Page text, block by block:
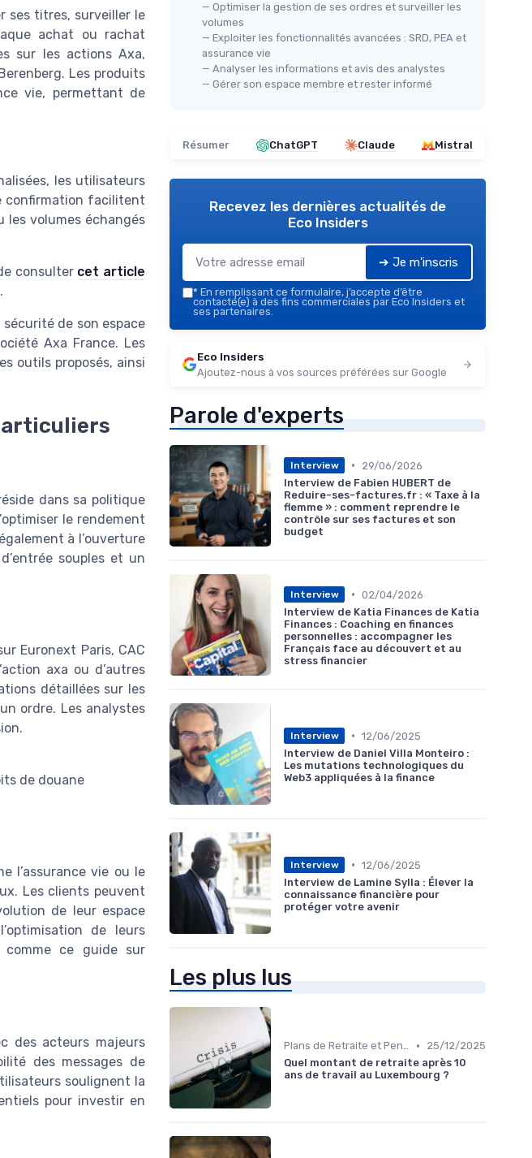
ses titres, surveiller le
achat ou rachat
sur les actions Axa,
Les produits
vie, permettant de
les utilisateurs
confirmation facilitent
les volumes échangés
consulter cet article
de son espace
Axa France. Les
outils proposés, ainsi
dans sa politique
le rendement
à l’ouverture
souples et un
Euronext Paris, CAC
axa ou d’autres
détaillées sur les
ordre. Les analystes
de douane
l’assurance vie ou le
Les clients peuvent
de leur espace
de leurs
comme ce guide sur
des acteurs majeurs
des messages de
soulignent la
pour investir en
— Optimiser la gestion de ses ordres et surveiller les
volumes
— Exploiter les fonctionnalités avancées : SRD, PEA et
assurance vie
— Analyser les informations et avis des analystes
— Gérer son espace membre et rester informé
Résumer ChatGPT Claude Mistral
Recevez les dernières actualités de
Eco Insiders
➔ Je m'inscris
* En remplissant ce formulaire, j’accepte d’être
contacté(e) à des fins commerciales par Eco Insiders et
ses partenaires.
Eco Insiders
Ajoutez-nous à vos sources préférées sur Google
Parole d'experts
Interview •
29/06/2026
Interview de Fabien HUBERT de
Reduire-ses-factures.fr : « Taxe à la
flemme » : comment reprendre le
contrôle sur ses factures et son
budget
Interview • 02/04/2026
Interview de Katia Finances de Katia
Finances : Coaching en finances
personnelles : accompagner les
Français face au découvert et au
stress financier
Interview • 12/06/2025
Interview de Daniel Villa Monteiro :
Les mutations technologiques du
Web3 appliquées à la finance
Interview • 12/06/2025
Interview de Lamine Sylla : Élever la
connaissance financière pour
protéger votre avenir
Les plus lus
Plans de Retraite et Pensions •
25/12/2025
Quel montant de retraite après 10
ans de travail au Luxembourg ?